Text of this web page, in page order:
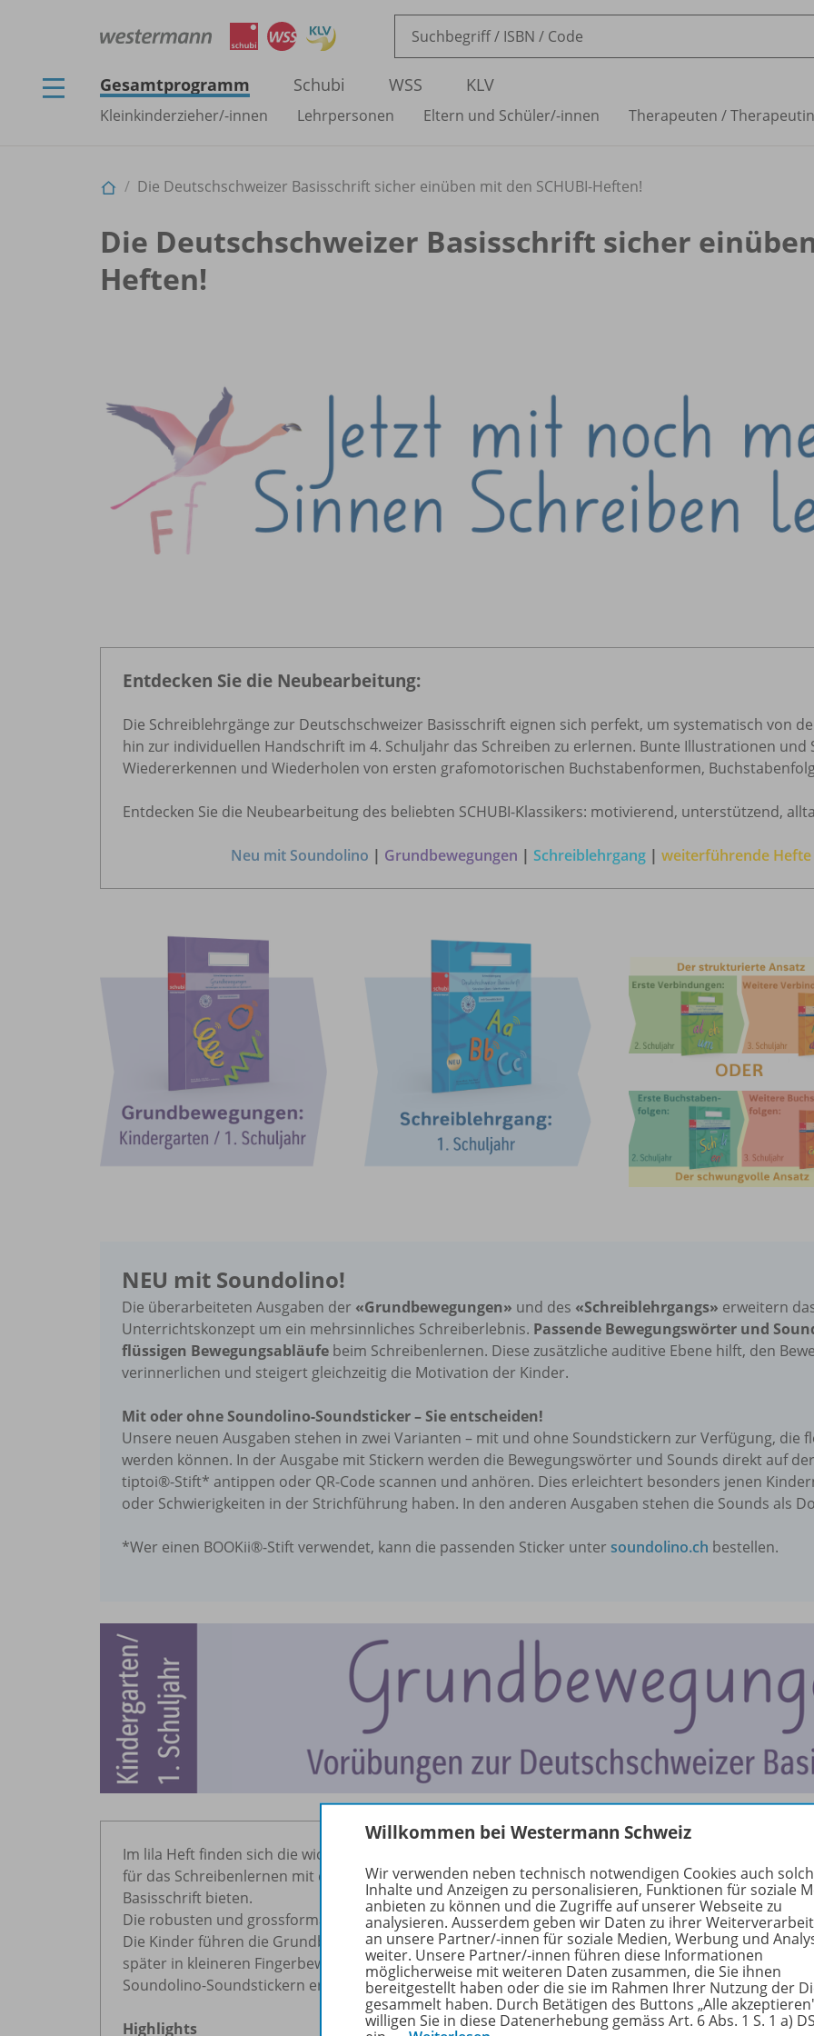
Gesamtprogramm Schubi WSS KLV
Kleinkinderzieher/-innen Lehrpersonen Eltern und Schüler/-innen Therapeuten /
Die Deutschschweizer Basisschrift sicher einüben mit den SCHUBI-Heften!
Die Deutschschweizer Basisschrift sicher
Heften!
Entdecken Sie die Neubearbeitung:
Die Schreiblehrgänge zur Deutschschweizer Basisschrift eignen sich perfekt, um systematisch von
hin zur individuellen Handschrift im 4. Schuljahr das Schreiben zu erlernen. Bunte Illustrationen
Wiedererkennen und Wiederholen von ersten grafomotorischen Buchstabenformen,
Entdecken Sie die Neubearbeitung des beliebten SCHUBI-Klassikers: motivierend, unterstützend,
Neu mit Soundolino | Grundbewegungen | Schreiblehrgang | weiterführende Hefte
NEU mit Soundolino!
Die überarbeiteten Ausgaben der «Grundbewegungen» und des «Schreiblehrgangs» erweitern
Unterrichtskonzept um ein mehrsinnliches Schreiberlebnis. Passende Bewegungswörter und
flüssigen Bewegungsabläufe beim Schreibenlernen. Diese zusätzliche auditive Ebene hilft, den
verinnerlichen und steigert gleichzeitig die Motivation der Kinder.
Mit oder ohne Soundolino-Soundsticker – Sie entscheiden!
Unsere neuen Ausgaben stehen in zwei Varianten – mit und ohne Soundstickern zur Verfügung, die
werden können. In der Ausgabe mit Stickern werden die Bewegungswörter und Sounds direkt auf
tiptoi®-Stift* antippen oder QR-Code scannen und anhören. Dies erleichtert besonders jenen
oder Schwierigkeiten in der Strichführung haben. In den anderen Ausgaben stehen die Sounds als
*Wer einen BOOKii®-Stift verwendet, kann die passenden Sticker unter soundolino.ch bestellen.
Im lila Heft finden sich die wichtigen Grundbewegungen, die sicher eingeübt eine perfekte
für das Schreibenlernen mit der Deutschschweizer
Basisschrift bieten.
Die robusten und grossformatigen Seiten sind ideal für die Bearbeitung mit Kreide, Farbstift oder
Die Kinder führen die Grundbewegungen zuerst in grossen Arm-, anschliessend in kleineren Hand-
später in kleineren Fingerbewegungen aus. Sowohl in DIN A4 als auch DIN A3 und als A3-Ausgabe mit
Soundolino-Soundstickern erhältlich.
Highlights
Willkommen bei Westermann Schweiz
Wir verwenden neben technisch notwendigen Cookies auch
Inhalte und Anzeigen zu personalisieren, Funktionen für soziale
anbieten zu können und die Zugriffe auf unserer Webseite zu
analysieren. Ausserdem geben wir Daten zu ihrer
an unsere Partner/-innen für soziale Medien, Werbung und
weiter. Unsere Partner/-innen führen diese Informationen
möglicherweise mit weiteren Daten zusammen, die Sie ihnen
bereitgestellt haben oder die sie im Rahmen Ihrer Nutzung der
gesammelt haben. Durch Betätigen des Buttons „Alle
willigen Sie in diese Datenerhebung gemäss Art. 6 Abs. 1 S. 1 a)